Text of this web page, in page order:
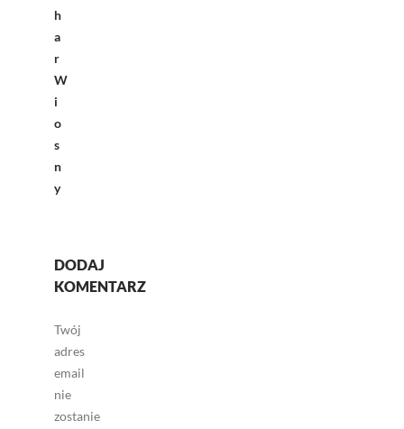
h
a
r
W
i
o
s
n
y
DODAJ
KOMENTARZ
Twój
adres
email
nie
zostanie